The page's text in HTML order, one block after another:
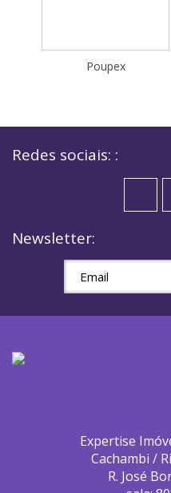
Poupex
Redes sociais: :
Newsletter:
Expertise
Cachambi /
R. José